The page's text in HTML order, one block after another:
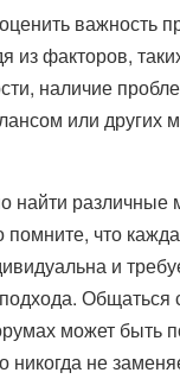
важность
из факторов,
наличие
или других
найти различные
что
и
Общаться
может быть
не